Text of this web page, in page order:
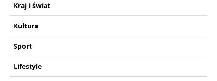
Kraj i świat
Kultura
Sport
Lifestyle